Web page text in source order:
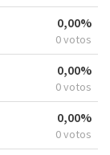
0,00%
0 votos
0,00%
0 votos
0,00%
0 votos